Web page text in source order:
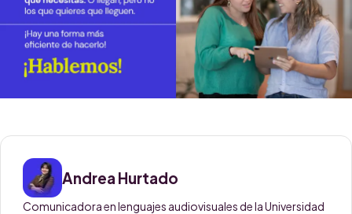
Andrea Hurtado
Comunicadora en lenguajes audiovisuales de la Universidad